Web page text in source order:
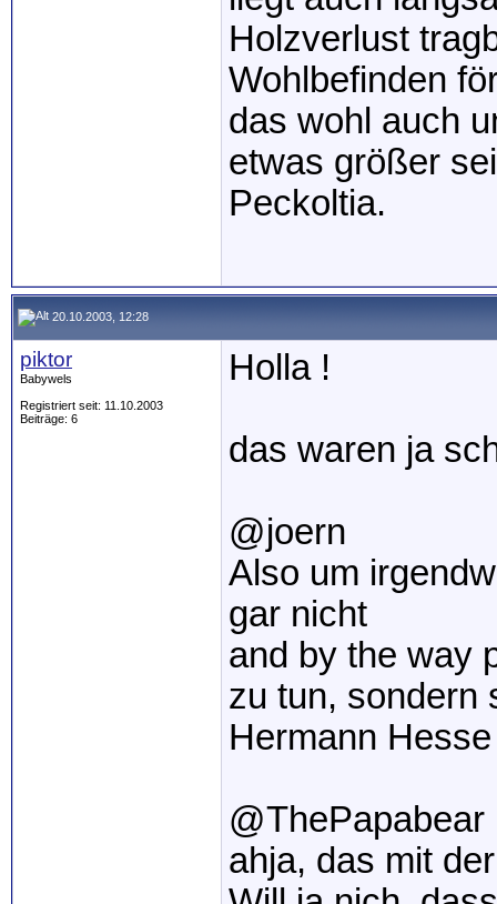
Holzverlust
Wohlbefinden
das wohl auch
etwas größer
Peckoltia.
20.10.2003, 12:28
piktor
Babywels
Registriert seit: 11.10.2003
Beiträge: 6
Holla !
das waren ja
@joern
Also um
gar nicht
and by the way
zu tun, sondern
Hermann
@ThePapabear
ahja, das mit